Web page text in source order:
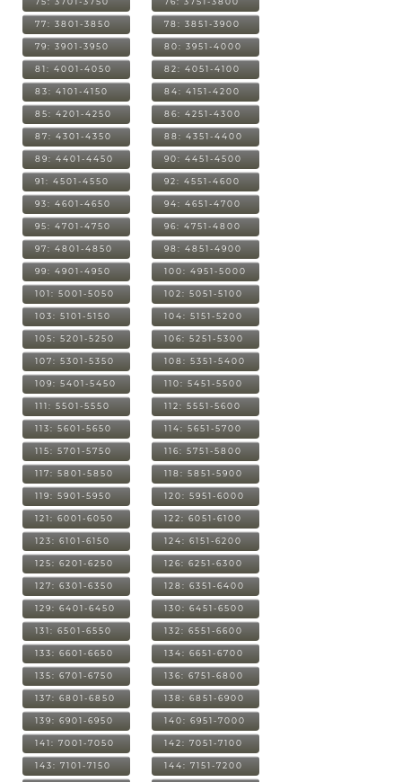
77: 3801-3850 78: 3851-3900
79: 3901-3950 80: 3951-4000
81: 4001-4050 82: 4051-4100
83: 4101-4150 84: 4151-4200
85: 4201-4250 86: 4251-4300
87: 4301-4350 88: 4351-4400
89: 4401-4450 90: 4451-4500
91: 4501-4550 92: 4551-4600
93: 4601-4650 94: 4651-4700
95: 4701-4750 96: 4751-4800
97: 4801-4850 98: 4851-4900
99: 4901-4950 100: 4951-5000
101: 5001-5050 102: 5051-5100
103: 5101-5150 104: 5151-5200
105: 5201-5250 106: 5251-5300
107: 5301-5350 108: 5351-5400
109: 5401-5450 110: 5451-5500
111: 5501-5550 112: 5551-5600
113: 5601-5650 114: 5651-5700
115: 5701-5750 116: 5751-5800
117: 5801-5850 118: 5851-5900
119: 5901-5950 120: 5951-6000
121: 6001-6050 122: 6051-6100
123: 6101-6150 124: 6151-6200
125: 6201-6250 126: 6251-6300
127: 6301-6350 128: 6351-6400
129: 6401-6450 130: 6451-6500
131: 6501-6550 132: 6551-6600
133: 6601-6650 134: 6651-6700
135: 6701-6750 136: 6751-6800
137: 6801-6850 138: 6851-6900
139: 6901-6950 140: 6951-7000
141: 7001-7050 142: 7051-7100
143: 7101-7150 144: 7151-7200